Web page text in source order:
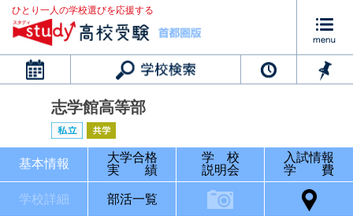
ひとり一人の学校選びを応援する
カレンダー
志学館高等部
基本情報
大学合格
実 績
学 校
説明会
入試情報
学 費
学校詳細 部活一覧